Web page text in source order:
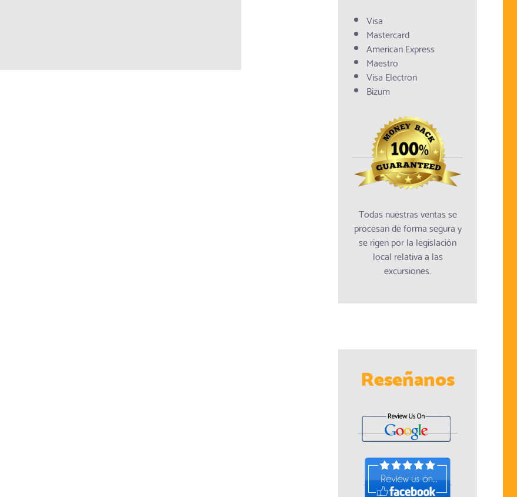
Visa
Mastercard
American Express
Maestro
Visa Electron
Bizum
Todas nuestras ventas se
procesan de forma segura y
se rigen por la legislación
local relativa a las
excursiones.
Reseñanos